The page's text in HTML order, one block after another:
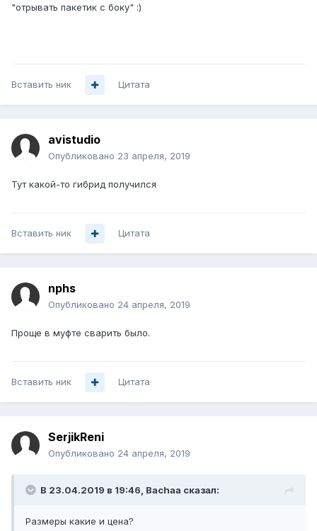
"отрывать пакетик с боку" :)
Вставить ник Цитата
avistudio
Опубликовано 23 апреля, 2019
Тут какой-то гибрид получился
Вставить ник Цитата
nphs
Опубликовано 24 апреля, 2019
Проще в муфте сварить было.
Вставить ник Цитата
SerjikReni
Опубликовано 24 апреля, 2019
В 23.04.2019 в 19:46, Bachaa сказал:
Размеры какие и цена?